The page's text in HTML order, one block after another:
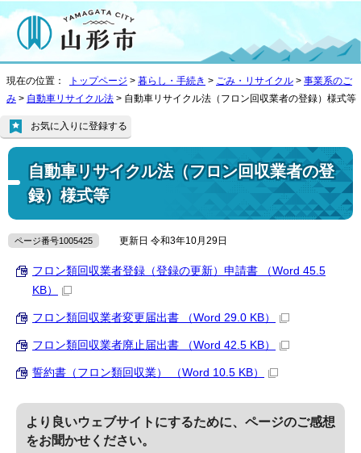
現在の位置： トップページ > 暮らし・手続き > ごみ・リサイクル > 事業系のご
み > 自動車リサイクル法 > 自動車リサイクル法（フロン回収業者の登録）様式等
自動車リサイクル法（フロン回収業者の登
録）様式等
お気に入りに登録する
ページ番号1005425 更新日 令和3年10月29日
フロン類回収業者登録（登録の更新）申請書 （Word 45.5
KB）
フロン類回収業者変更届出書 （Word 29.0 KB）
フロン類回収業者廃止届出書 （Word 42.5 KB）
誓約書（フロン類回収業） （Word 10.5 KB）
より良いウェブサイトにするために、ページのご感想
をお聞かせください。